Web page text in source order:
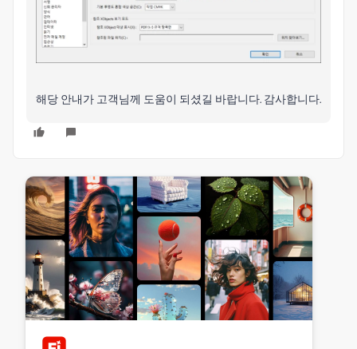
해당 안내가 고객님께 도움이 되셨길 바랍니다. 감사합니다.